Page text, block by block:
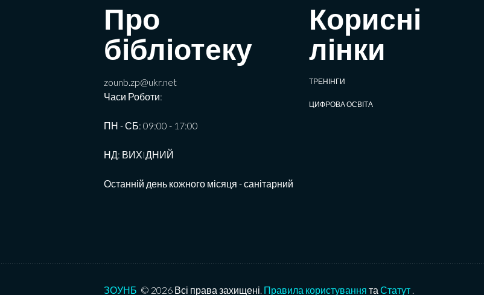
Про
бібліотеку
zounb.zp@ukr.net
Часи Роботи:
ПН - СБ: 09:00 - 17:00
НД: ВИХIДНИЙ
Останній день кожного місяця - санітарний
Корисні
лінки
ТРЕНІНГИ
ЦИФРОВА ОСВІТА
ЗОУНБ © 2026 Всі права захищені. Правила користування та Статут .